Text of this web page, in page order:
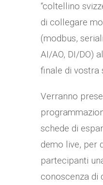
“coltellino
di collegare
(modbus,
AI/AO, DI/DO)
finale di vostra
Verranno
schede di
demo live, per
partecipanti
conoscenza di